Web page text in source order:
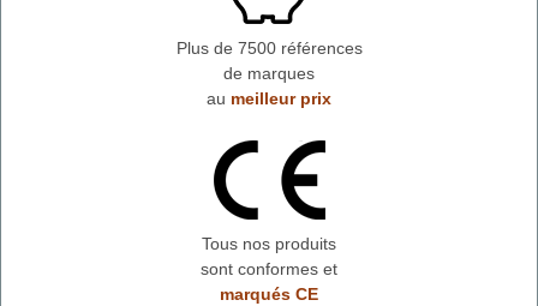
Plus de 7500 références
de marques
au meilleur prix
Tous nos produits
sont conformes et
marqués CE